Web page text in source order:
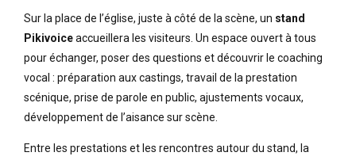
Sur la place de l’église, juste à côté de la scène, un stand
Pikivoiceaccueillera les visiteurs. Un espace ouvert à tous
pour échanger, poser des questions et découvrir le coaching
vocal : préparation aux castings, travail de la prestation
scénique, prise de parole en public, ajustements vocaux,
développement de l’aisance sur scène.
Entre les prestations et les rencontres autour du stand, la